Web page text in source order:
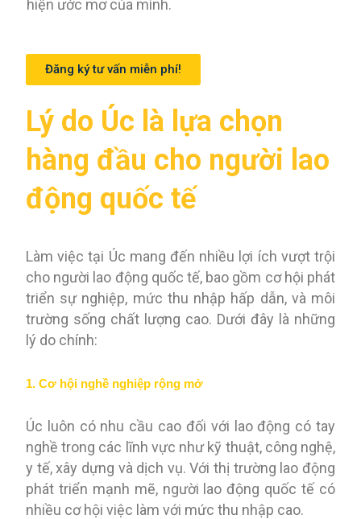
hiện ước mơ của mình.
Đăng ký tư vấn miễn phí!
Lý do Úc là lựa chọn
hàng đầu cho người lao
động quốc tế
Làm việc tại Úc mang đến nhiều lợi ích vượt trội
cho người lao động quốc tế, bao gồm cơ hội phát
triển sự nghiệp, mức thu nhập hấp dẫn, và môi
trường sống chất lượng cao. Dưới đây là những
lý do chính:
1. Cơ hội nghề nghiệp rộng mở
Úc luôn có nhu cầu cao đối với lao động có tay
nghề trong các lĩnh vực như kỹ thuật, công nghệ,
y tế, xây dựng và dịch vụ. Với thị trường lao động
phát triển mạnh mẽ, người lao động quốc tế có
nhiều cơ hội việc làm với mức thu nhập cao.